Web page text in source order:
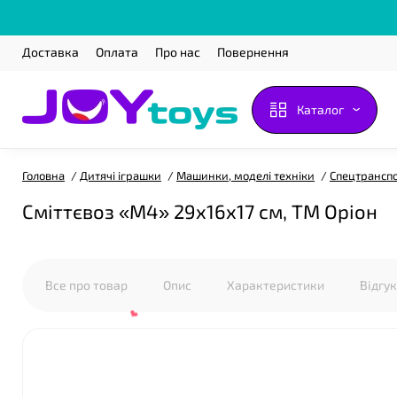
Доставка Оплата Про нас Повернення
Каталог
Головна Дитячі іграшки Машинки, моделі техніки
Сміттєвоз «М4» 29х16х17 см, ТМ Оріон
Все про товар Опис Характеристики